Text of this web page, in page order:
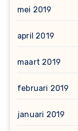
mei 2019
april 2019
maart 2019
februari 2019
januari 2019